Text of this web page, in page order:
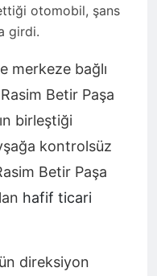
otomobil, şans
girdi.
merkeze bağlı
Betir Paşa
birleştiği
kontrolsüz
Betir Paşa
hafif ticari
direksiyon